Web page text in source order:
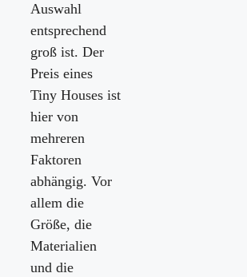
Auswahl
entsprechend
groß ist. Der
Preis eines
Tiny Houses ist
hier von
mehreren
Faktoren
abhängig. Vor
allem die
Größe, die
Materialien
und die